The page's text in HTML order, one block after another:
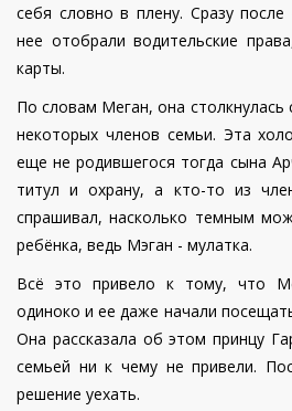
себя словно в плену. Сразу
нее отобрали водительские
карты.
По словам Меган, она
некоторых членов семьи. Эта
еще не родившегося тогда сына
титул и охрану, а кто-то из
спрашивал, насколько темным
ребёнка, ведь Мэган - мулатка.
Всё это привело к тому, что
одиноко и ее даже начали
Она рассказала об этом принцу
семьей ни к чему не привели.
решение уехать.